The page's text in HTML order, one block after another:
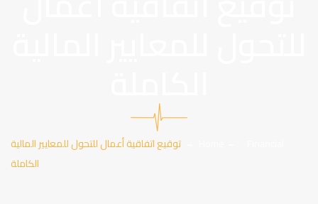
توقيع اتفاقية أعمال للتحول للمعايير المالية
الكاملة